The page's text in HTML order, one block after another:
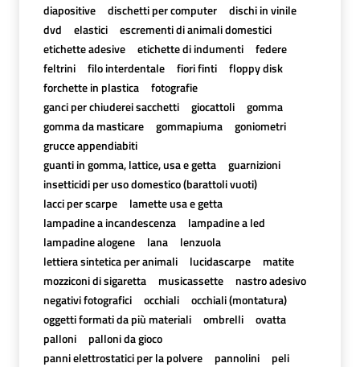
diapositive
dischetti per computer
dischi in vinile
dvd
elastici
escrementi di animali domestici
etichette adesive
etichette di indumenti
federe
feltrini
filo interdentale fiori finti
floppy disk
forchette in plastica
fotografie
ganci per chiuderei sacchetti
giocattoli
gomma
gomma da masticare
gommapiuma
goniometri
grucce appendiabiti
guanti in gomma, lattice, usa e getta
guarnizioni
insetticidi per uso domestico (barattoli vuoti)
lacci per scarpe
lamette usa e getta
lampadine a incandescenza
lampadine a led
lampadine alogene
lana
lenzuola
lettiera sintetica per animali
lucidascarpe
matite
mozziconi di sigaretta
musicassette
nastro adesivo
negativi fotografici
occhiali
occhiali (montatura)
oggetti formati da più materiali
ombrelli
ovatta
palloni
palloni da gioco
panni elettrostatici per la polvere
pannolini
peli